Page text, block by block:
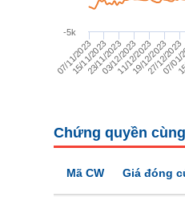
07/11/2023
15/11/2023
23/11/2023
03/12/2023
11/12/2023
19/12/2023
27/12/2023
07/
-5k
Chứng quyền
Mã CW Giá đóng
CÔNG NGHỆ THÔNG
BẤT ĐỘNG SẢN
Mã chứng khoán(-)